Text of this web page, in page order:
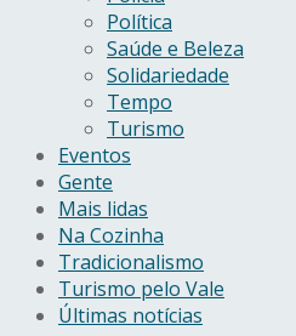
Política
Saúde e Beleza
Solidariedade
Tempo
Turismo
Eventos
Gente
Mais lidas
Na Cozinha
Tradicionalismo
Turismo pelo Vale
Últimas notícias